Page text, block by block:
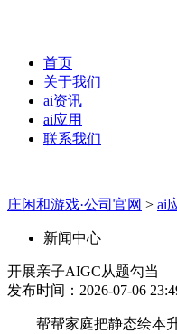
首页
关于我们
ai资讯
ai应用
联系我们
庄闲和游戏·公司官网 > ai
新闻中心
开展亲子AIGC从题勾当
发布时间：2026-07-06
帮帮家庭把静态绘本升